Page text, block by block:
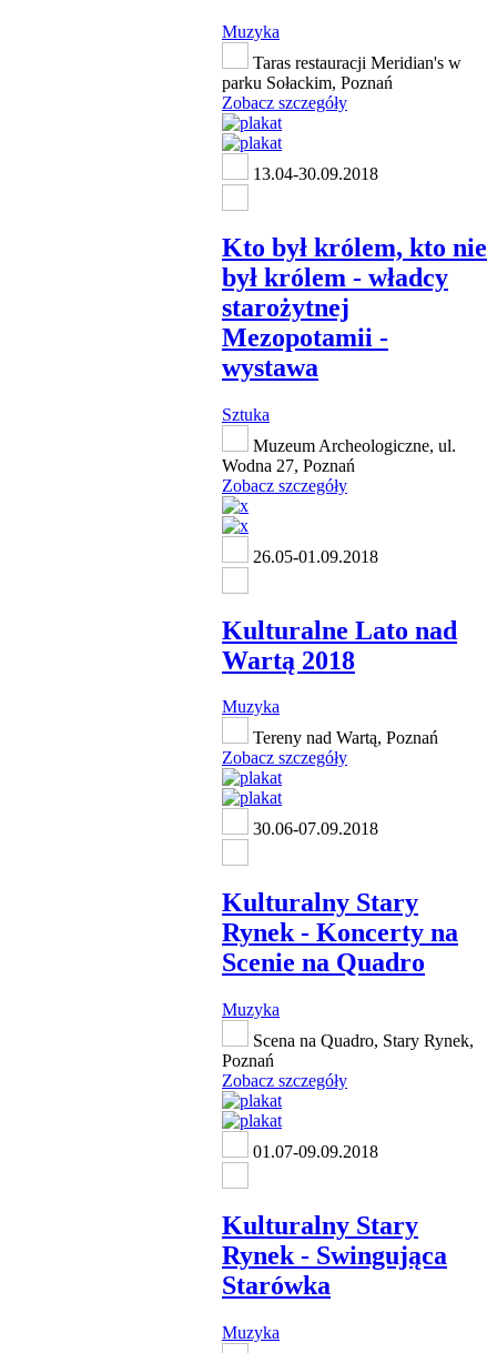
Muzyka
Taras restauracji Meridian's w
parku Sołackim, Poznań
Zobacz szczegóły
13.04-30.09.2018
Kto był królem, kto nie
był królem - władcy
starożytnej
Mezopotamii -
wystawa
Sztuka
Muzeum Archeologiczne, ul.
Wodna 27, Poznań
Zobacz szczegóły
26.05-01.09.2018
Kulturalne Lato nad
Wartą 2018
Muzyka
Tereny nad Wartą, Poznań
Zobacz szczegóły
30.06-07.09.2018
Kulturalny Stary
Rynek - Koncerty na
Scenie na Quadro
Muzyka
Scena na Quadro, Stary Rynek,
Poznań
Zobacz szczegóły
01.07-09.09.2018
Kulturalny Stary
Rynek - Swingująca
Starówka
Muzyka